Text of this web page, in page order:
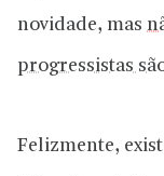
novidade, mas
progressistas
Felizmente,